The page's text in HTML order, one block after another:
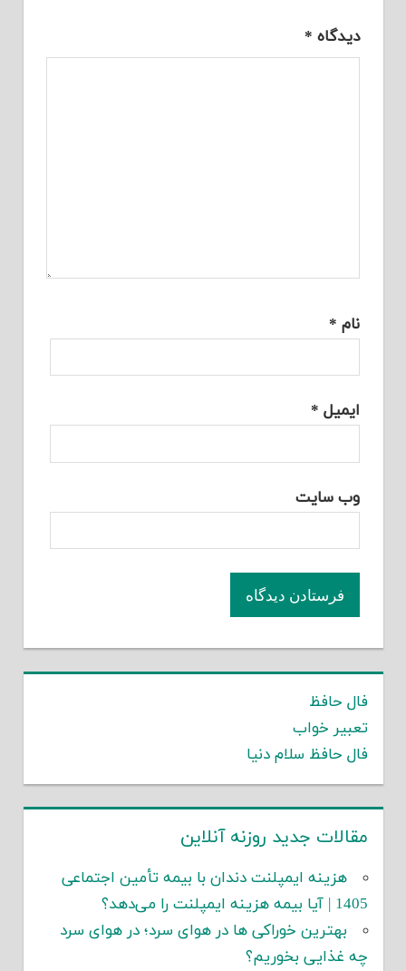
دیدگاه *
نام *
ایمیل *
وب‌ سایت
فال حافظ
تعبیر خواب
فال حافظ سلام دنیا
مقالات جدید روزنه آنلاین
هزینه ایمپلنت دندان با بیمه تأمین اجتماعی
1405 | آیا بیمه هزینه ایمپلنت را می‌دهد؟
بهترین خوراکی ها در هوای سرد؛ در هوای سرد
چه غذایی بخوریم؟